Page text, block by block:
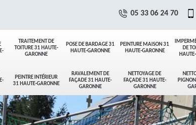
TRAITEMENT DE
TOITURE 31 HAUTE-
GARONNE
POSE DE BARDAGE 31
HAUTE-GARONNE
PEINTURE MAISON 31
HAUTE-GARONNE
DE
PEINTRE INTÉRIEUR
31 HAUTE-GARONNE
RAVALEMENT DE
FAÇADE 31 HAUTE-
GARONNE
NETTOYAGE DE
FAÇADE 31 HAUTE-
GARONNE
05 33 06 24 70